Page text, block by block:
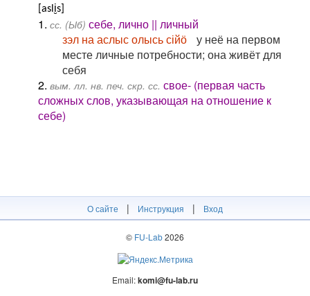
[asli̮s]
1. сс. (Ыб) себе, лично || личный
зэл на аслыс олысь сійӧ
у неё на первом
месте личные потребности; она живёт для
себя
2. вым. лл. нв. печ. скр. сс. свое- (первая часть
сложных слов, указывающая на отношение к
себе)
О сайте | Инструкция | Вход
© FU-Lab2026
Email:komi@fu-lab.ru